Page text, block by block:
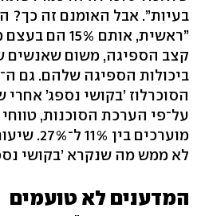
בעיות”. אבל האומנם זה כך?
”ראשית, אותם
קצב הספיגה, משום שאנשים
הסוכרלוז ’בקושי נספג’
על־פי הערכת הסוכנות,
לא ממש מה שנקרא ’בקושי
המדענים לא טועמים